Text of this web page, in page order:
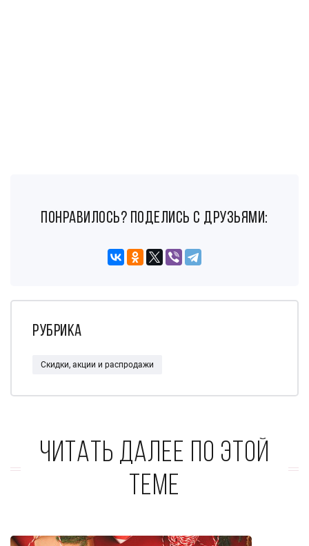
понравилось? поделись с друзьями:
Рубрика
Скидки, акции и распродажи
Читать далее по этой
теме